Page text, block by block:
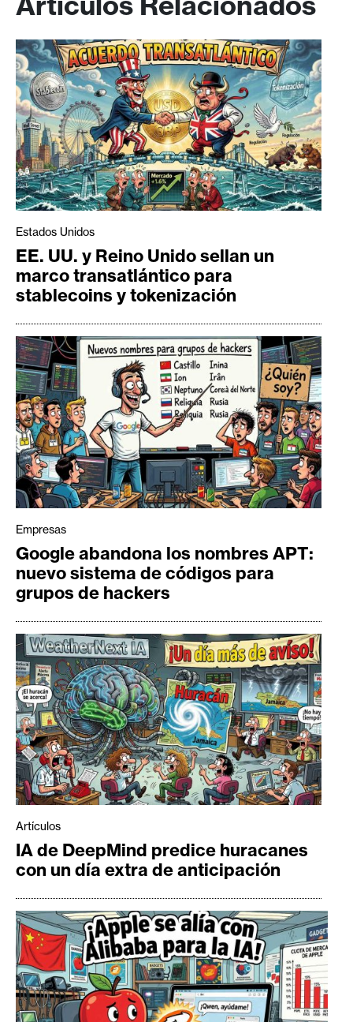
Estados Unidos
EE. UU. y Reino Unido sellan un
marco transatlántico para
stablecoins y tokenización
Empresas
Google abandona los nombres APT:
nuevo sistema de códigos para
grupos de hackers
Artículos
IA de DeepMind predice huracanes
con un día extra de anticipación